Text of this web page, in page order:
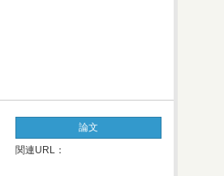
論文
関連URL：